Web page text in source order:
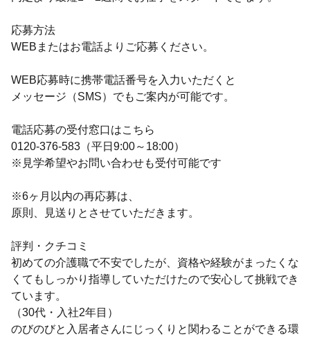
応募方法
WEBまたはお電話よりご応募ください。
WEB応募時に携帯電話番号を入力いただくと
メッセージ（SMS）でもご案内が可能です。
電話応募の受付窓口はこちら
0120-376-583（平日9:00～18:00）
※見学希望やお問い合わせも受付可能です
※6ヶ月以内の再応募は、
原則、見送りとさせていただきます。
評判・クチコミ
初めての介護職で不安でしたが、資格や経験がまったくな
くてもしっかり指導していただけたので安心して挑戦でき
ています。
（30代・入社2年目）
のびのびと入居者さんにじっくりと関わることができる環